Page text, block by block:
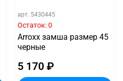
арт. 5430445
Остаток: 0
Arroxx замша размер 45
черные
5 170 ₽